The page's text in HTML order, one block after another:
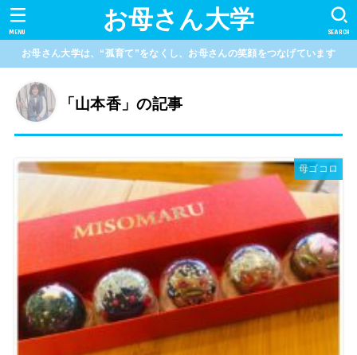
お母さん大学 SEARCH
MENU
お母さん大学は、“孤育て”をなくし、お母さんの笑顔をつなげています
「山本香」の記事
母ゴコロ